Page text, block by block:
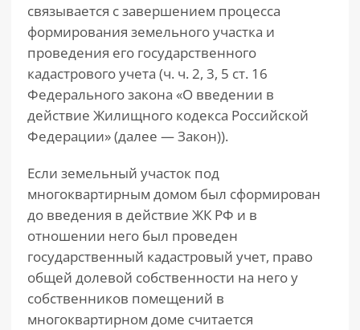
связывается с завершением процесса
формирования земельного участка и
проведения его государственного
кадастрового учета (ч. ч. 2, 3, 5 ст. 16
Федерального закона «О введении в
действие Жилищного кодекса Российской
Федерации» (далее — Закон)).
Если земельный участок под
многоквартирным домом был сформирован
до введения в действие ЖК РФ и в
отношении него был проведен
государственный кадастровый учет, право
общей долевой собственности на него у
собственников помещений в
многоквартирном доме считается